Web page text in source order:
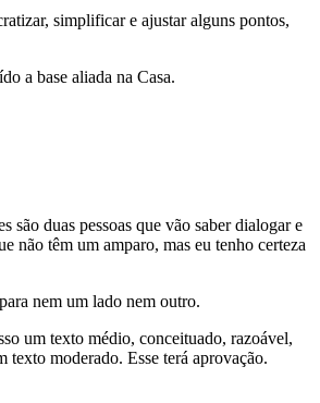
simplificar e ajustar alguns pontos,
a base aliada na Casa.
duas pessoas que vão saber dialogar e
não têm um amparo, mas eu tenho certeza
nem um lado nem outro.
um texto médio, conceituado, razoável,
texto moderado. Esse terá aprovação.